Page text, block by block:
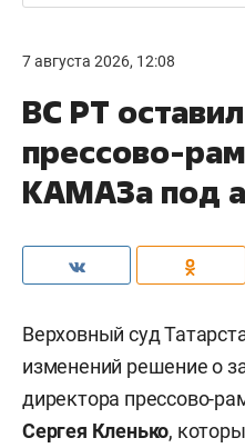
7 августа 2026, 12:08
ВС РТ
прессово-
КАМАЗа под
Верховный суд
изменений решение о
директора прессово-
Сергея Кленько,